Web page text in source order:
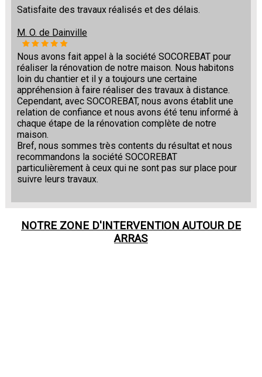
Satisfaite des travaux réalisés et des délais.
M. O. de Dainville
Nous avons fait appel à la société SOCOREBAT pour
réaliser la rénovation de notre maison. Nous habitons
loin du chantier et il y a toujours une certaine
appréhension à faire réaliser des travaux à distance.
Cependant, avec SOCOREBAT, nous avons établit une
relation de confiance et nous avons été tenu informé à
chaque étape de la rénovation complète de notre
maison.
Bref, nous sommes très contents du résultat et nous
recommandons la société SOCOREBAT
particulièrement à ceux qui ne sont pas sur place pour
suivre leurs travaux.
NOTRE ZONE D'INTERVENTION AUTOUR DE
ARRAS